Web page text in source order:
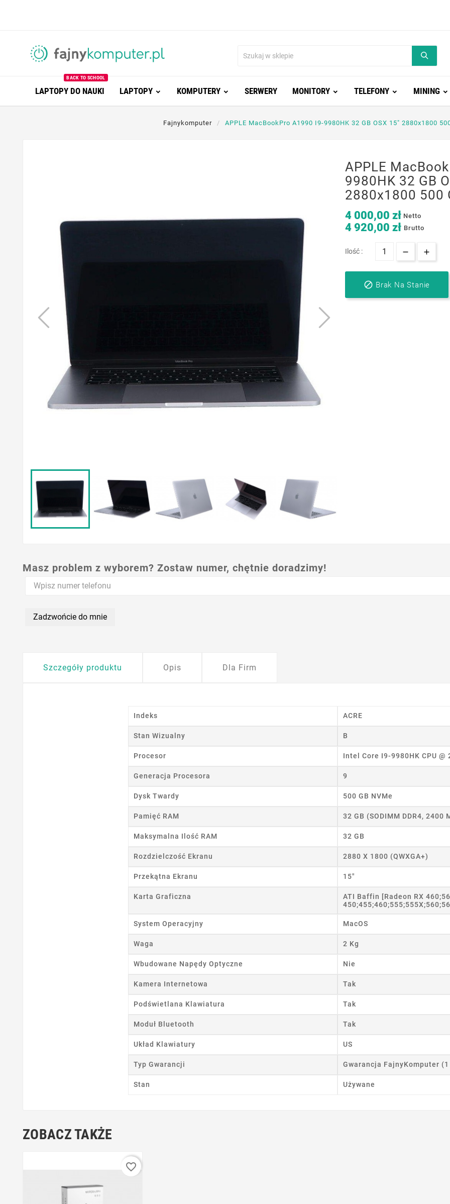
LAPTOPY DO NAUKI
BACK TO SCHOOL
LAPTOPY KOMPUTERY SERWERY MONITORY TELEFONY MINING
Fajnykomputer APPLE MacBookPro A1990 I9-9980HK 32 GB OSX 15" 2880x1800
APPLE
9980HK 32 GB
2880x1800 500
4 000,00 zł Netto
4 920,00 zł Brutto
Ilość :
 Brak Na Stanie
Masz problem z wyborem? Zostaw numer, chętnie doradzimy!
Zadzwońcie do mnie
Szczegóły produktu Opis Dla Firm
Indeks ACRE
Stan Wizualny B
Procesor Intel Core I9-9980HK CPU @
Generacja Procesora 9
Dysk Twardy 500 GB NVMe
Pamięć RAM 32 GB (SODIMM DDR4, 2400
Maksymalna Ilość RAM 32 GB
Rozdzielczość Ekranu 2880 X 1800 (QWXGA+)
Przekątna Ekranu 15"
Karta Graficzna
ATI Baffin [Radeon RX
System Operacyjny MacOS
Waga 2 Kg
Wbudowane Napędy Optyczne Nie
Kamera Internetowa Tak
Podświetlana Klawiatura Tak
Moduł Bluetooth Tak
Układ Klawiatury US
Typ Gwarancji Gwarancja FajnyKomputer (1
Stan Używane
ZOBACZ TAKŻE
favorite_border